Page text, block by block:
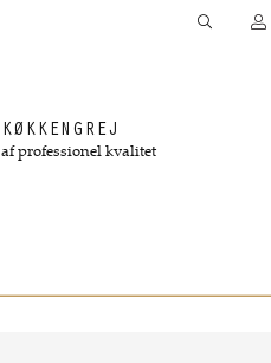
KØKKENGREJ
af professionel kvalitet